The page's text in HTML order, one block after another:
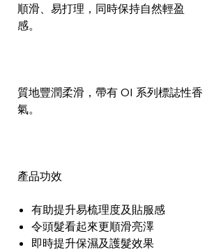
順滑、易打理，同時保持自然輕盈
感。
質地豐潤柔滑，帶有 OI 系列標誌性香
氣。
產品功效
有助提升易梳理度及貼服感
令頭髮看起來更順滑亮澤
即時提升保濕及護髮效果